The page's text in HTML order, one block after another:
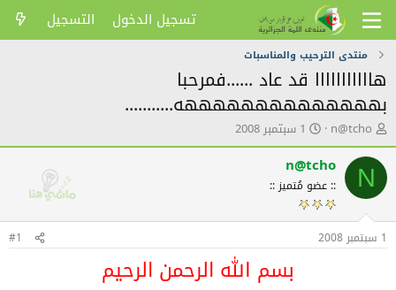
تسجيل الدخول التسجيل
منتدى الترحيب والمناسبات
هااااااااااا قد عاد ......فمرحبا
بههههههههههههههه...........
ك
ا
ت
ب
ا
م
و
ض
n@tcho ت
ا
ر
ي
خ
ا
ل
ش
1 سبتمبر 2008
N
n@tcho
:: عضو مُتميز ::
1 سبتمبر 2008 #1
بسم الله الرحمن الرحيم